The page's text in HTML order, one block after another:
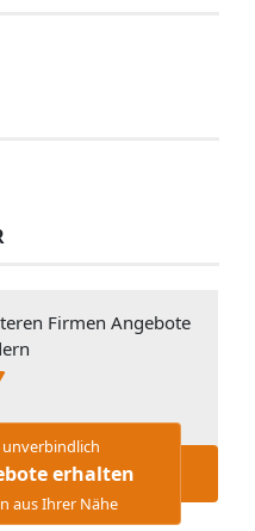
Firmen Angebote
erhalten
aus Ihrer Nähe